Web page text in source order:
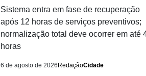
Sistema entra em fase de recuperação
após 12 horas de serviços preventivos;
normalização total deve ocorrer em até
horas
6 de agosto de 2026 RedaçãoCidade